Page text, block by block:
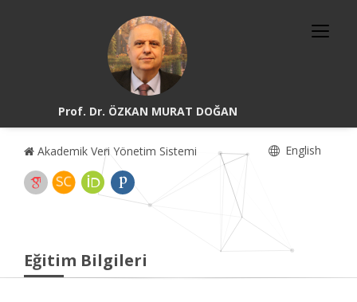
Prof. Dr. ÖZKAN MURAT DOĞAN
Akademik Veri Yönetim Sistemi English
Eğitim Bilgileri